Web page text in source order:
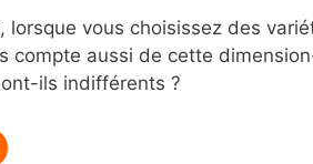
lorsque vous choisissez des
compte aussi de cette
ils indifférents ?